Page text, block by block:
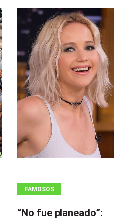
FAMOSOS
“No fue planeado”: ​​